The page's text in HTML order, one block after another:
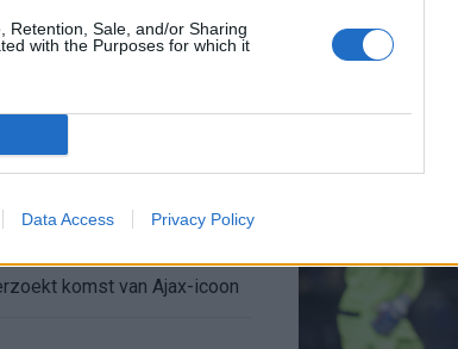
Retention, Sale, and/or Sharing
with the Purposes for which it
Data Access Privacy Policy
in Europa
Jong Ajax"
rode kaart in WK-finale
data
komst van Ajax-icoon
Van Götze